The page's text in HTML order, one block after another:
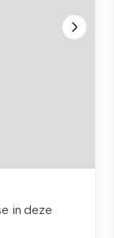
in deze